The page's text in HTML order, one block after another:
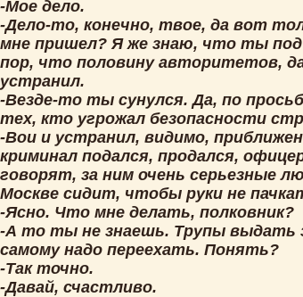
-Мое дело.
-Дело-то, конечно, твое, да вот
мне пришел? Я же знаю, что ты
пор, что половину авторитетов,
устранил.
-Везде-то ты сунулся. Да, по
тех, кто угрожал безопасности
-Вои и устранил, видимо,
криминал подался, продался,
говорят, за ним очень серьезные
Москве сидит, чтобы руки не
-Ясно. Что мне делать, полковник?
-А то ты не знаешь. Трупы выдать
самому надо переехать. Понять?
-Так точно.
-Давай, счастливо.